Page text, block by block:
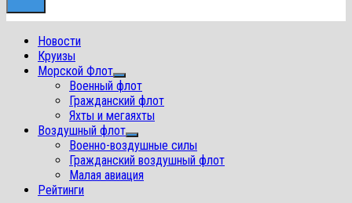
Новости
Круизы
Морской Флот
Показать
подменю
Военный флот
Гражданский флот
Яхты и мегаяхты
Воздушный флот
Показать
подменю
Военно-воздушные силы
Гражданский воздушный флот
Малая авиация
Рейтинги